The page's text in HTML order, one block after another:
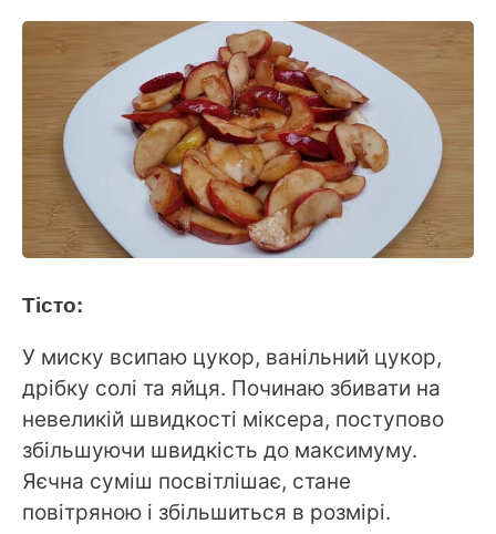
Тісто:
У миску всипаю цукор, ванільний цукор,
дрібку солі та яйця. Починаю збивати на
невеликій швидкості міксера, поступово
збільшуючи швидкість до максимуму.
Яєчна суміш посвітлішає, стане
повітряною і збільшиться в розмірі.